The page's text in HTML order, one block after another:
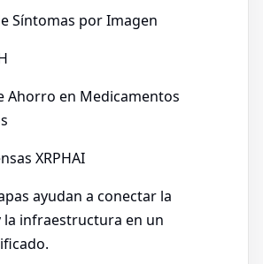
Síntomas por Imagen
Ahorro en Medicamentos
XRPHAI
ayudan a conectar la
la infraestructura en un